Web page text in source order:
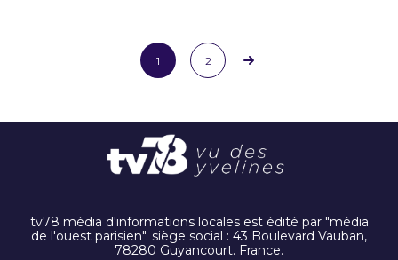
1 2
tv78 média d'informations locales est édité par "média
de l'ouest parisien". siège social : 43 Boulevard Vauban,
78280 Guyancourt. France.